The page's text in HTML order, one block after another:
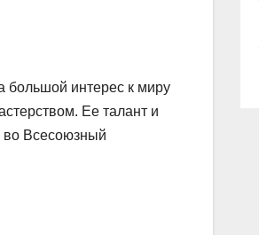
большой интерес к миру
Ее талант и
во Всесоюзный